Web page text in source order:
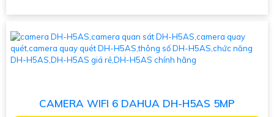
CAMERA WIFI 6 DAHUA DH-H5AS 5MP